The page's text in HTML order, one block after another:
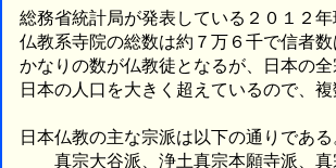
総務省統計局が発表している２０１２年
仏教系寺院の総数は約７万６千で信者
かなりの数が仏教徒となるが、日本の全
日本の人口を大きく超えているので、複
日本仏教の主な宗派は以下の通りである
真宗大谷派、浄土真宗本願寺派、真宗